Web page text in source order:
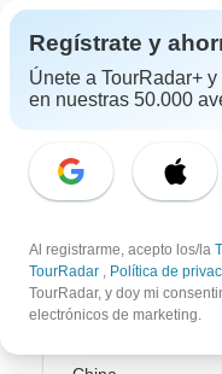
Latin América
Egipto
Marruecos
Sudáfrica
Regístrate y
Únete a TourRadar+ y
en nuestras 50.000
Al registrarme, acepto los/la
TourRadar , Política de
TourRadar, y doy mi
electrónicos de marketing.